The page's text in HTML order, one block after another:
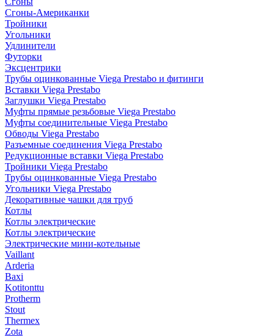
Сгоны-Американки
Тройники
Угольники
Удлинители
Футорки
Эксцентрики
Трубы оцинкованные Viega Prestabo и фитинги
Вставки Viega Prestabo
Заглушки Viega Prestabo
Муфты прямые резьбовые Viega Prestabo
Муфты соединительные Viega Prestabo
Обводы Viega Prestabo
Разъемные соединения Viega Prestabo
Редукционные вставки Viega Prestabo
Тройники Viega Prestabo
Трубы оцинкованные Viega Prestabo
Угольники Viega Prestabo
Декоративные чашки для труб
Котлы
Котлы электрические
Котлы электрические
Электрические мини-котельные
Vaillant
Arderia
Baxi
Kotitonttu
Protherm
Stout
Thermex
Zota